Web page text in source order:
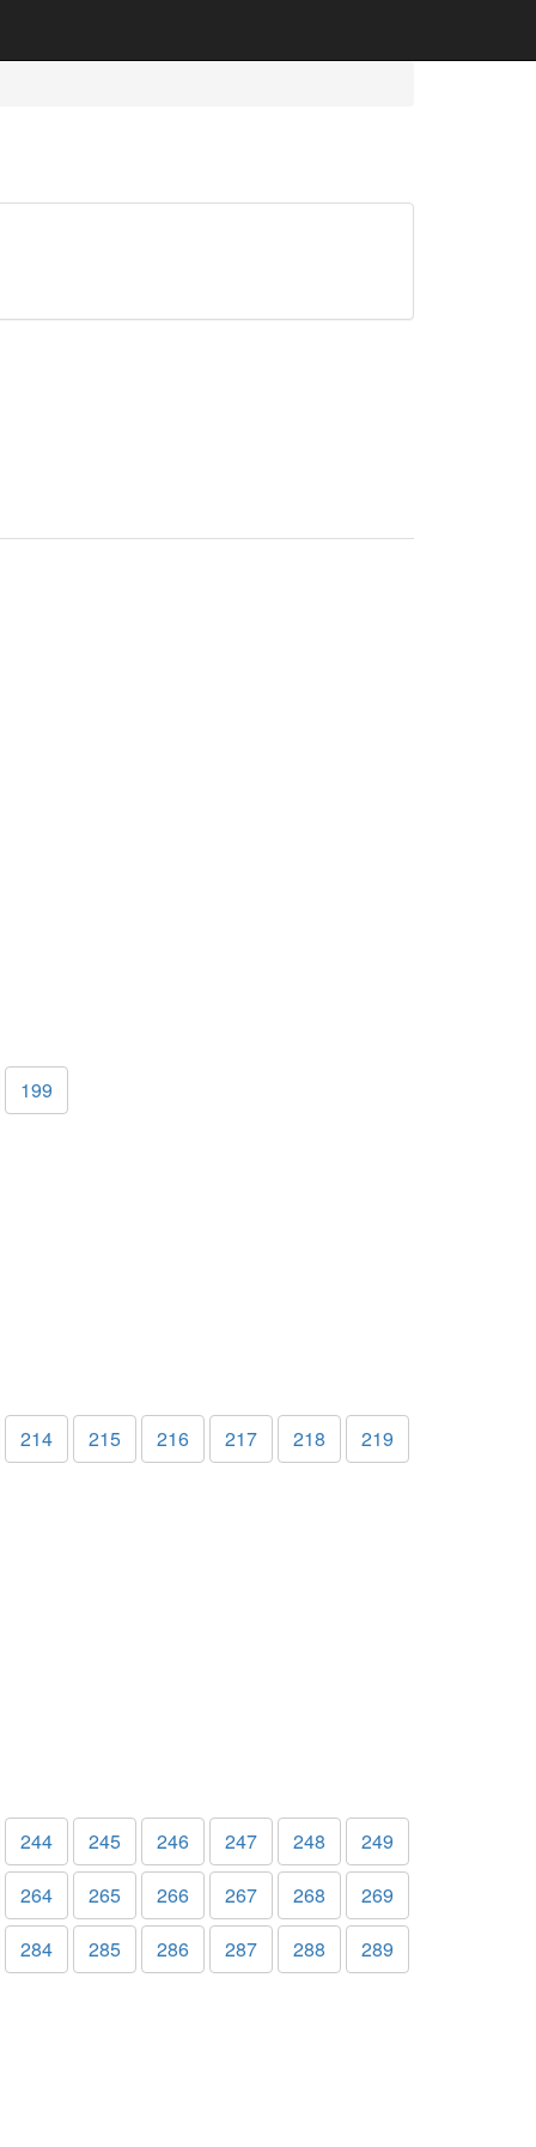
199
214 215 216 217 218
219
244 245 246 247 248
249
264 265 266 267 268
269
284 285 286 287 288
289